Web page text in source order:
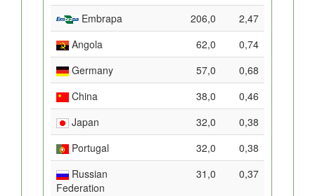
Embrapa
206,0
2,47
Angola
62,0
0,74
Germany
57,0
0,68
China
38,0
0,46
Japan
32,0
0,38
Portugal
32,0
0,38
Russian
Federation
31,0 0,37